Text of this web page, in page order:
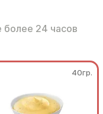
более 24 часов
40гр.